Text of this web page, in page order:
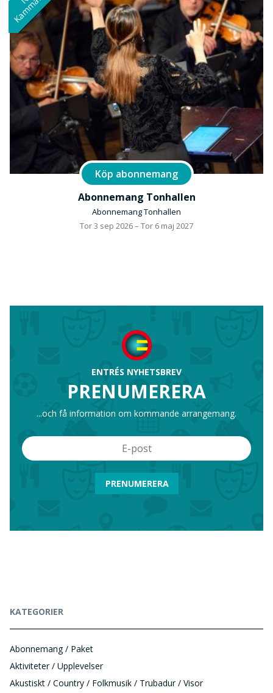
Köp abonnemang
Abonnemang Tonhallen
Abonnemang Tonhallen
Tor 3 sep 2026 – Tor 6 maj 2027
ENTRÉS NYHETSBREV
PRENUMERERA
...och få information om kommande arrangemang.
PRENUMERERA
KATEGORIER
Abonnemang / Paket
Aktiviteter / Upplevelser
Akustiskt / Country / Folkmusik / Trubadur / Visor